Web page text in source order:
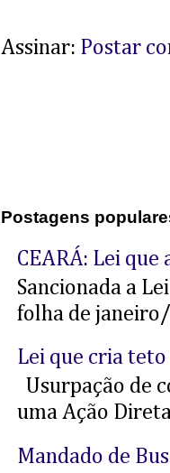
Assinar: Postar
Postagens
CEARÁ: Lei
Sancionada a
folha de
Lei que cria
Usurpação de
uma Ação
Mandado de